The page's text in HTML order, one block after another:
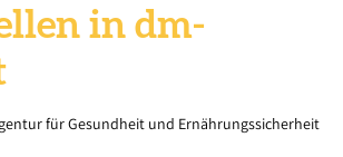
in dm-
für Gesundheit und Ernährungssicherheit